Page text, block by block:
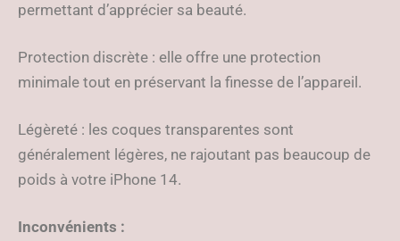
permettant d’apprécier sa beauté.
Protection discrète : elle offre une protection
minimale tout en préservant la finesse de l’appareil.
Légèreté : les coques transparentes sont
généralement légères, ne rajoutant pas beaucoup de
poids à votre iPhone 14.
Inconvénients :